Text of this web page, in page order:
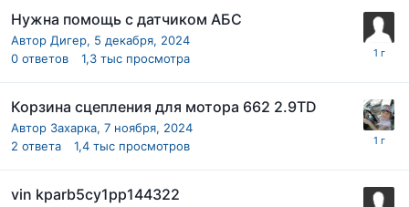
Нужна помощь с датчиком АБС
Автор Дигер, 5 декабря, 2024
0 ответов 1,3 тыс просмотра
Корзина сцепления для мотора 662 2.9TD
Автор Захарка, 7 ноября, 2024
2 ответа 1,4 тыс просмотров
vin kparb5cy1pp144322